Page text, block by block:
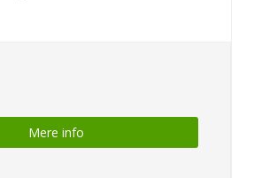
Mere info